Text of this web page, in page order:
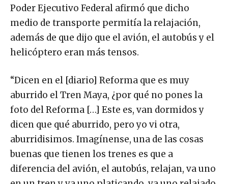
Poder Ejecutivo Federal afirmó que dicho
medio de transporte permitía la relajación,
además de que dijo que el avión, el autobús y el
helicóptero eran más tensos.
“Dicen en el [diario] Reforma que es muy
aburrido el Tren Maya, ¿por qué no pones la
foto del Reforma […] Este es, van dormidos y
dicen que qué aburrido, pero yo vi otra,
aburridisimos. Imagínense, una de las cosas
buenas que tienen los trenes es que a
diferencia del avión, el autobús, relajan, va uno